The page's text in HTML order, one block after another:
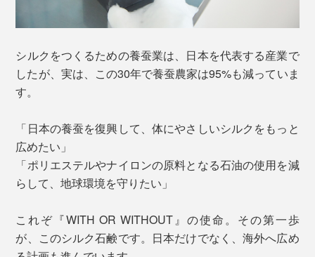
シルクをつくるための養蚕業は、日本を代表する産業で
したが、実は、この30年で養蚕農家は95%も減っていま
す。
「日本の養蚕を復興して、体にやさしいシルクをもっと
広めたい」
「ポリエステルやナイロンの原料となる石油の使用を減
らして、地球環境を守りたい」
これぞ『WITH OR WITHOUT』の使命。その第一歩
が、このシルク石鹸です。日本だけでなく、海外へ広め